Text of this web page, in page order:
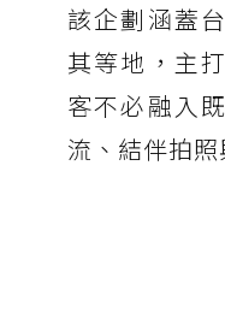
該企劃涵蓋
其等地，主
客不必融入
流、結伴拍照